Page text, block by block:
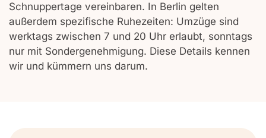
Schnuppertage vereinbaren. In Berlin gelten
außerdem spezifische Ruhezeiten: Umzüge sind
werktags zwischen 7 und 20 Uhr erlaubt, sonntags
nur mit Sondergenehmigung. Diese Details kennen
wir und kümmern uns darum.